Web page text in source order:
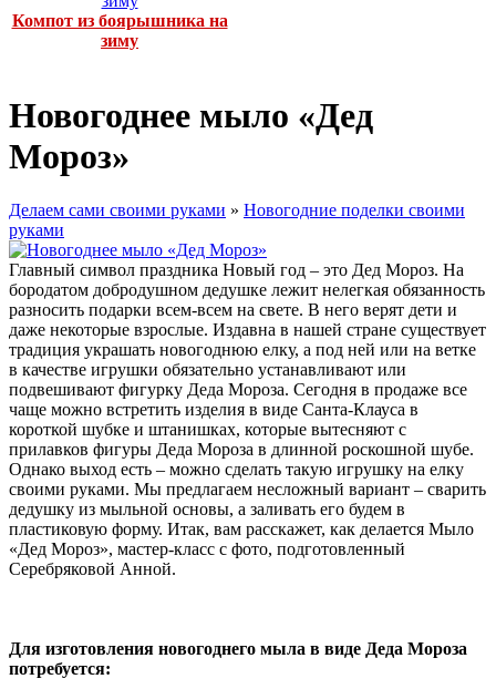
Компот из боярышника на
зиму
Новогоднее мыло «Дед
Мороз»
Делаем сами своими руками » Новогодние поделки своими
руками
Главный символ праздника Новый год – это Дед Мороз. На
бородатом добродушном дедушке лежит нелегкая обязанность
разносить подарки всем-всем на свете. В него верят дети и
даже некоторые взрослые. Издавна в нашей стране существует
традиция украшать новогоднюю елку, а под ней или на ветке
в качестве игрушки обязательно устанавливают или
подвешивают фигурку Деда Мороза. Сегодня в продаже все
чаще можно встретить изделия в виде Санта-Клауса в
короткой шубке и штанишках, которые вытесняют с
прилавков фигуры Деда Мороза в длинной роскошной шубе.
Однако выход есть – можно сделать такую игрушку на елку
своими руками. Мы предлагаем несложный вариант – сварить
дедушку из мыльной основы, а заливать его будем в
пластиковую форму. Итак, вам расскажет, как делается Мыло
«Дед Мороз», мастер-класс с фото, подготовленный
Серебряковой Анной.
Для изготовления новогоднего мыла в виде Деда Мороза
потребуется: